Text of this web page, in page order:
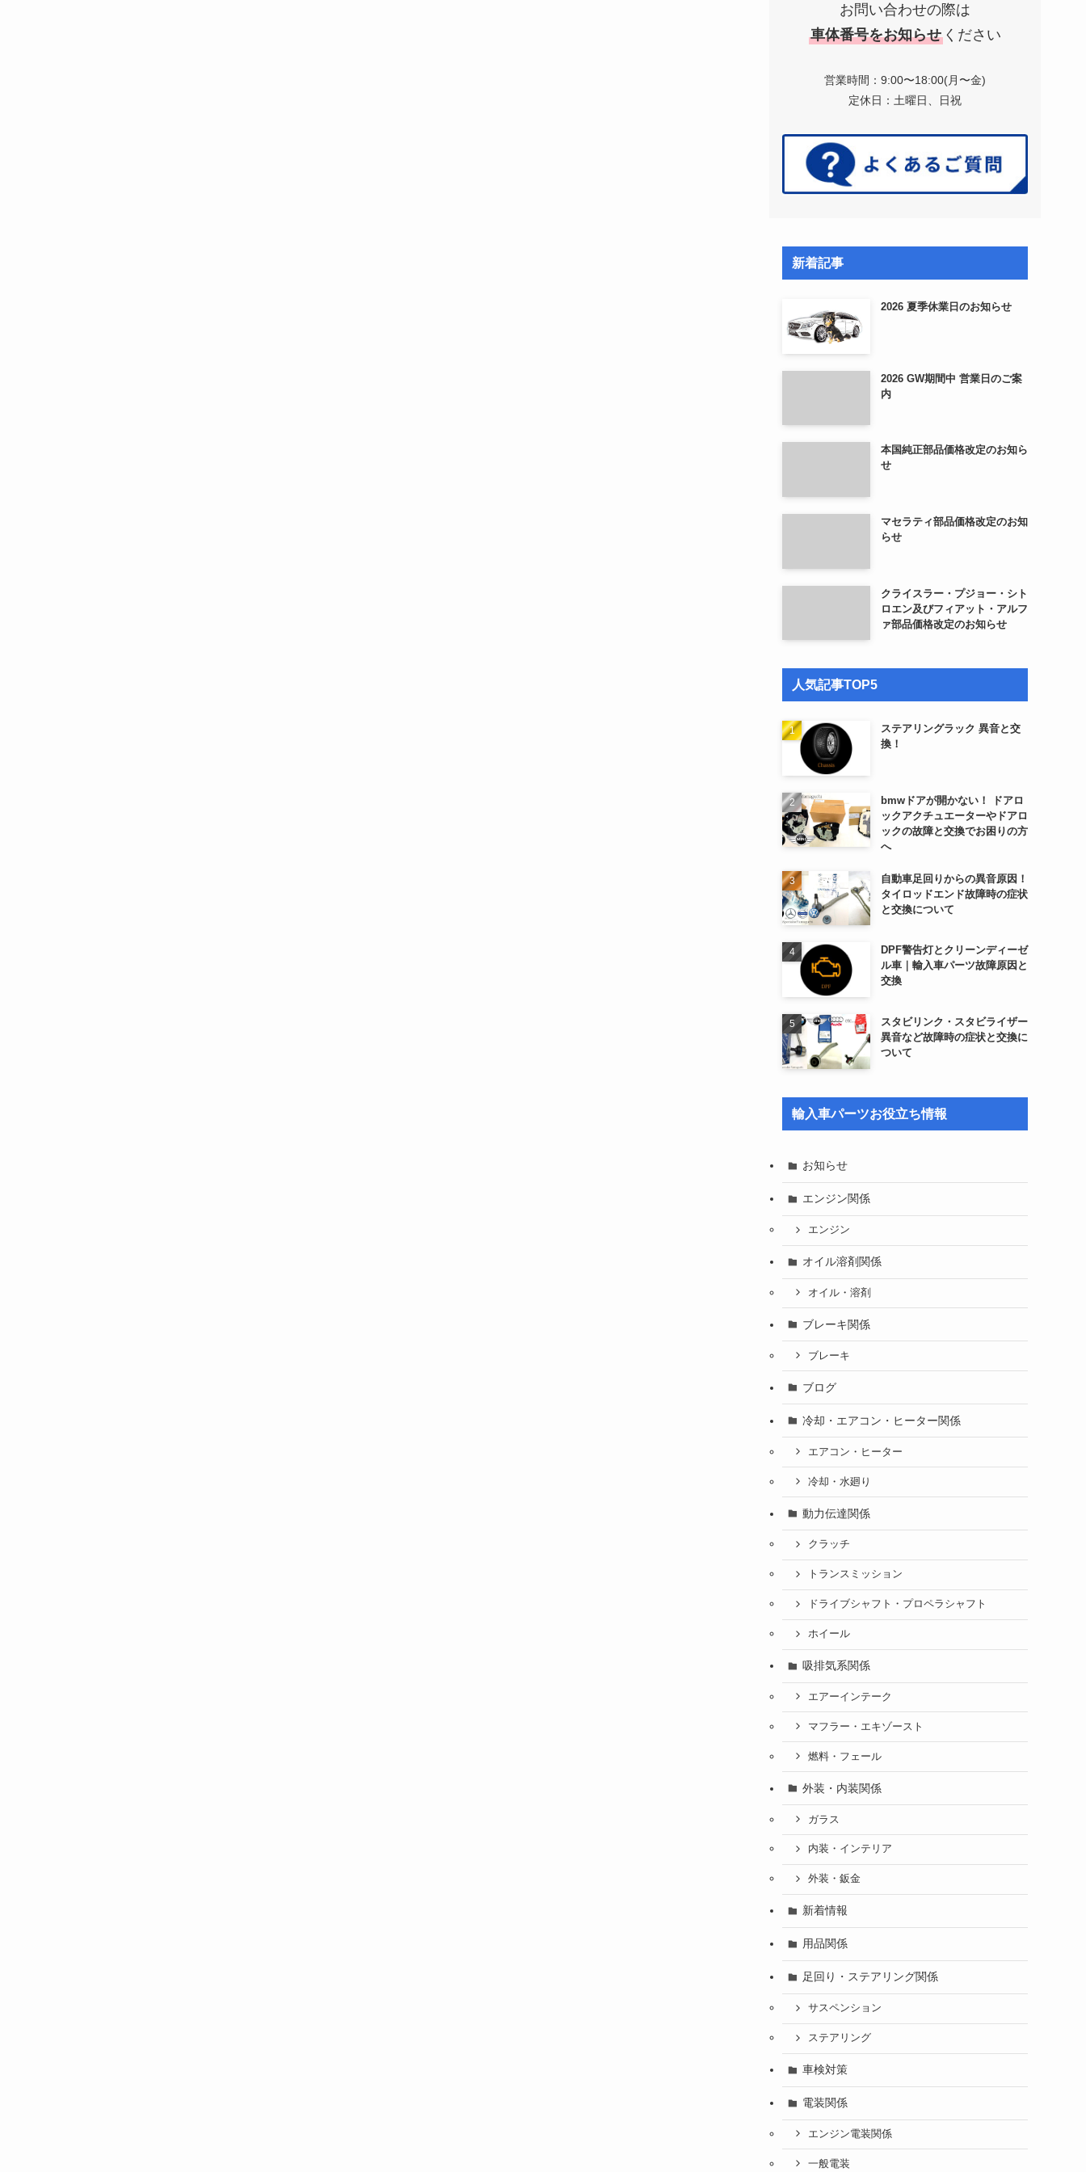
お問い合わせの際は
車体番号をお知らせ ください
営業時間：9:00〜18:00(月〜金)
定休日：土曜日、日祝
新着記事
2026 夏季休業日のお知らせ
2026 GW期間中 営業日のご案
内
本国純正部品価格改定のお知ら
せ
マセラティ部品価格改定のお知
らせ
クライスラー・プジョー・シト
ロエン及びフィアット・アルフ
ァ部品価格改定のお知らせ
人気記事TOP5
ステアリングラック 異音と交
換！
bmwドアが開かない！ ドアロ
ックアクチュエーターやドアロ
ックの故障と交換でお困りの方
へ
自動車足回りからの異音原因！
タイロッドエンド故障時の症状
と交換について
DPF警告灯とクリーンディーゼ
ル車｜輸入車パーツ故障原因と
交換
スタビリンク・スタビライザー
異音など故障時の症状と交換に
ついて
輸入車パーツお役立ち情報
お知らせ
エンジン関係
エンジン
オイル溶剤関係
オイル・溶剤
ブレーキ関係
ブレーキ
ブログ
冷却・エアコン・ヒーター関係
エアコン・ヒーター
冷却・水廻り
動力伝達関係
クラッチ
トランスミッション
ドライブシャフト・プロペラシャフト
ホイール
吸排気系関係
エアーインテーク
マフラー・エキゾースト
燃料・フェール
外装・内装関係
ガラス
内装・インテリア
外装・鈑金
新着情報
用品関係
足回り・ステアリング関係
サスペンション
ステアリング
車検対策
電装関係
エンジン電装関係
一般電装